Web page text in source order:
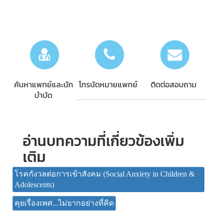
ค้นหาแพทย์และนัก
บำบัด
โทรนัดหมายแพทย์ ติดต่อสอบถาม
อ่านบทความที่เกี่ยวข้องเพิ่ม
เติม
โรคกังวลต่อการเข้าสังคม (Social Anxiety in Children &
Adolescents)
คุยเรื่องเพศ...ไม่ยากอย่างที่คิด